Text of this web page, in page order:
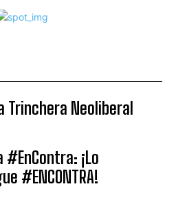
Neoliberal
#EnContra: ¡Lo
#ENCONTRA!